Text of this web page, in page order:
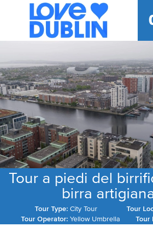
Tour a piedi del
birra
Tour Type: City Tour Tour
Tour Operator: Yellow Umbrella Tour